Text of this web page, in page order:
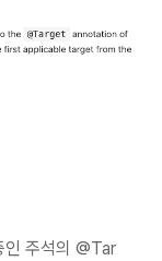
인 주석의 @Tar